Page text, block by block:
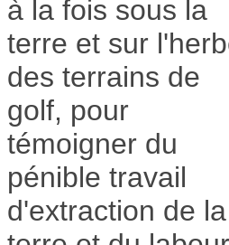
à la fois sous la
terre et sur
des terrains de
golf, pour
témoigner du
pénible travail
d'extraction de la